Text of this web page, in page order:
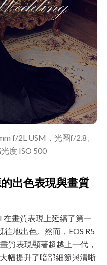
f/2L USM，光圈f/2.8、
度 ISO 500
出色表現與畫質
在畫質表現上延續了第一
地出色。然而，EOS R5
質表現顯著超越上一代，
幅提升了暗部細節與清晰